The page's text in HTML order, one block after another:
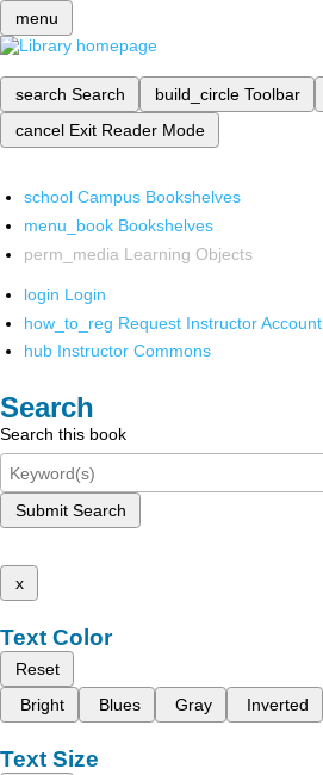
menu
search Search build_circle Toolbar
cancel Exit Reader Mode
school Campus Bookshelves
menu_book Bookshelves
perm_media Learning Objects
login Login
how_to_reg Request Instructor Account
hub Instructor Commons
Search
Search this book
Submit Search
x
Text Color
Reset
Bright
Blues Gray Inverted
Text Size